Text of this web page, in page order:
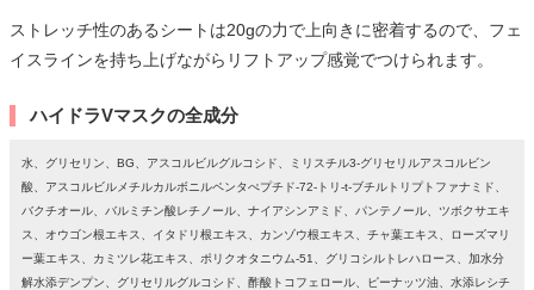
ストレッチ性のあるシートは20gの力で上向きに密着するので、フェ
イスラインを持ち上げながらリフトアップ感覚でつけられます。
ハイドラVマスクの全成分
水、グリセリン、BG、アスコルビルグルコシド、ミリスチル3-グリセリルアスコルビン
酸、アスコルビルメチルカルボニルペンタぺプチド-72-トリ-t-ブチルトリプトファナミド、
バクチオール、バルミチン酸レチノール、ナイアシンアミド、パンテノール、ツボクサエキ
ス、オウゴン根エキス、イタドリ根エキス、カンゾウ根エキス、チャ葉エキス、ローズマリ
ー葉エキス、カミツレ花エキス、ポリクオタニウム-51、グリコシルトレハロース、加水分
解水添デンプン、グリセリルグルコシド、酢酸トコフェロール、ピーナッツ油、水添レシチ